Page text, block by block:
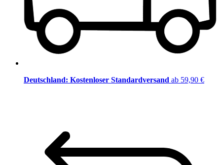
Deutschland: Kostenloser Standardversand ab 59,90 €